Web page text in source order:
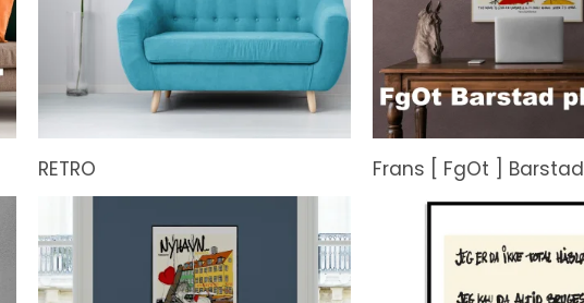
RETRO Frans [ FgOt ] Barstad